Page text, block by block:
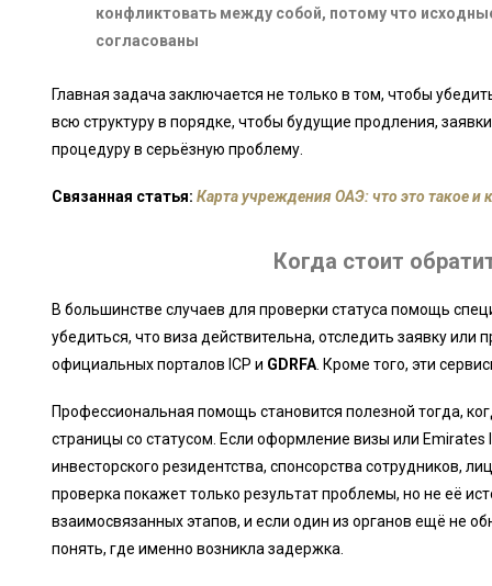
конфликтовать между собой, потому что
согласованы
Главная задача заключается не только в том, чтобы
всю структуру в порядке, чтобы будущие продления,
процедуру в серьёзную проблему.
Связанная статья: Карта учреждения ОАЭ: что это такое и
Когда стоит
В большинстве случаев для проверки статуса помощь
убедиться, что виза действительна, отследить заявку или
официальных порталов ICP и GDRFA. Кроме того, эти
Профессиональная помощь становится полезной тогда,
страницы со статусом. Если оформление визы или Emirates
инвесторского резидентства, спонсорства сотрудников,
проверка покажет только результат проблемы, но не её
взаимосвязанных этапов, и если один из органов ещё не
понять, где именно возникла задержка.